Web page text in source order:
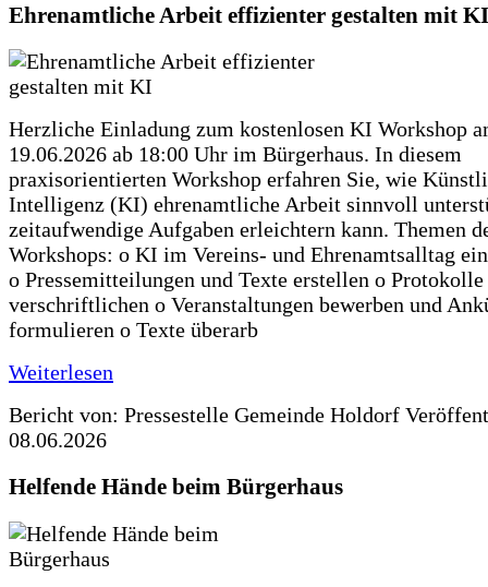
Ehrenamtliche Arbeit effizienter gestalten mit KI
Herzliche Einladung zum kostenlosen KI Workshop
19.06.2026 ab 18:00 Uhr im Bürgerhaus. In diesem
praxisorientierten Workshop erfahren Sie, wie
Intelligenz (KI) ehrenamtliche Arbeit sinnvoll
zeitaufwendige Aufgaben erleichtern kann. Themen
Workshops: o KI im Vereins- und Ehrenamtsalltag
o Pressemitteilungen und Texte erstellen o
verschriftlichen o Veranstaltungen bewerben und
formulieren o Texte überarb
Weiterlesen
Bericht von: Pressestelle Gemeinde Holdorf
08.06.2026
Helfende Hände beim Bürgerhaus